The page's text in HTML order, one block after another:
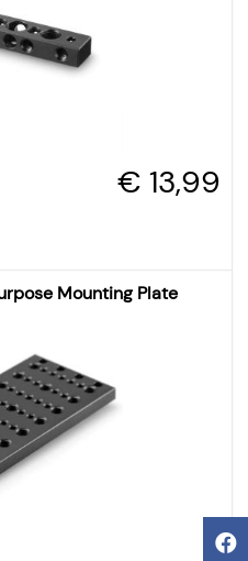
€ 13,99
Mounting Plate